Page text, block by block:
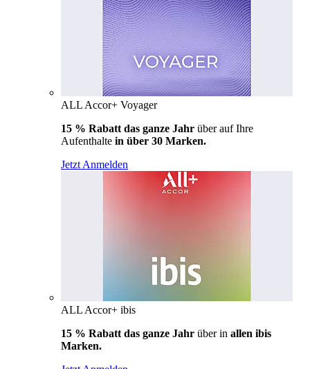
ALL Accor+ Voyager
15 % Rabatt das ganze Jahr über auf Ihre
Aufenthalte in über 30 Marken.
Jetzt Anmelden
ALL Accor+ ibis
15 % Rabatt das ganze Jahr über in allen ibis
Marken.